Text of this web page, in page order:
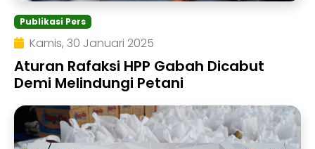
Publikasi Pers
Kamis, 30 Januari 2025
Aturan Rafaksi HPP Gabah Dicabut
Demi Melindungi Petani